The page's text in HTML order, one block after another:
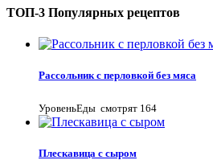
ТОП-3 Популярных рецептов
Рассольник с перловкой без мяса
УровеньЕды смотрят 164
Плескавица с сыром